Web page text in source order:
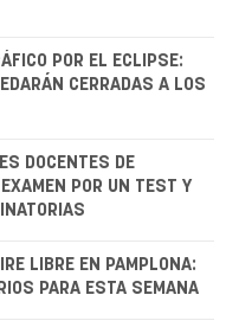
POR EL ECLIPSE:
CERRADAS A LOS
DOCENTES DE
POR UN TEST Y
LIBRE EN PAMPLONA:
PARA ESTA SEMANA